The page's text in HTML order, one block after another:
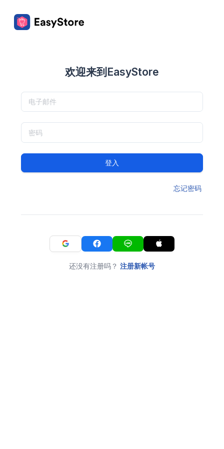
欢迎来到EasyStore
登入
忘记密码
还没有注册吗？ 注册新帐号